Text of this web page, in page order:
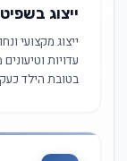
ייצוג
ייצוג מקצועי
עדויות
בטובת הילד